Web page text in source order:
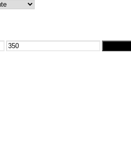
Preț
maxim